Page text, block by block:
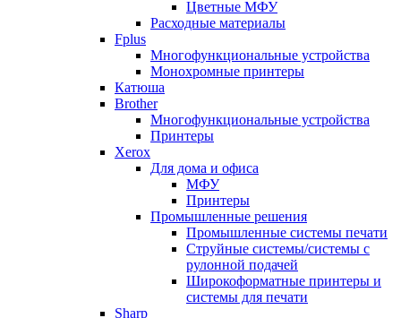
Цветные МФУ
Расходные материалы
Fplus
Многофункциональные устройства
Монохромные принтеры
Катюша
Brother
Многофункциональные устройства
Принтеры
Xerox
Для дома и офиса
МФУ
Принтеры
Промышленные решения
Промышленные системы печати
Струйные системы/системы с
рулонной подачей
Широкоформатные принтеры и
системы для печати
Sharp